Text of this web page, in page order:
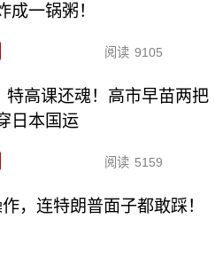
成一锅粥！
阅读 9105
特高课还魂！高市早苗两把
日本国运
阅读 5159
，连特朗普面子都敢踩！